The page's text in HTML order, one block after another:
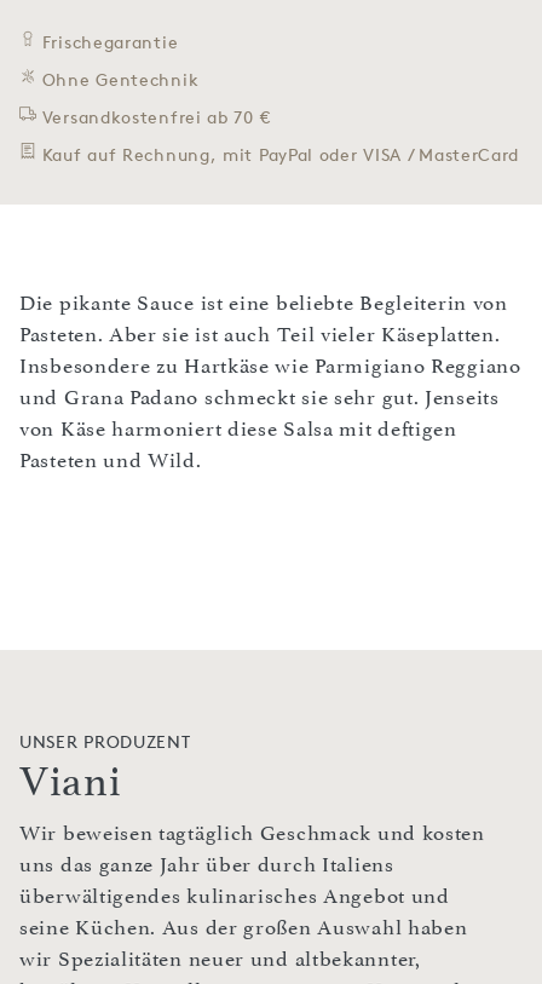
Frischegarantie
Ohne Gentechnik
Versandkostenfrei ab 70 €
Kauf auf Rechnung, mit PayPal oder VISA / MasterCard
Die pikante Sauce ist eine beliebte Begleiterin von
Pasteten. Aber sie ist auch Teil vieler Käseplatten.
Insbesondere zu Hartkäse wie Parmigiano Reggiano
und Grana Padano schmeckt sie sehr gut. Jenseits
von Käse harmoniert diese Salsa mit deftigen
Pasteten und Wild.
UNSER PRODUZENT
Viani
Wir beweisen tagtäglich Geschmack und kosten
uns das ganze Jahr über durch Italiens
überwältigendes kulinarisches Angebot und
seine Küchen. Aus der großen Auswahl haben
wir Spezialitäten neuer und altbekannter,